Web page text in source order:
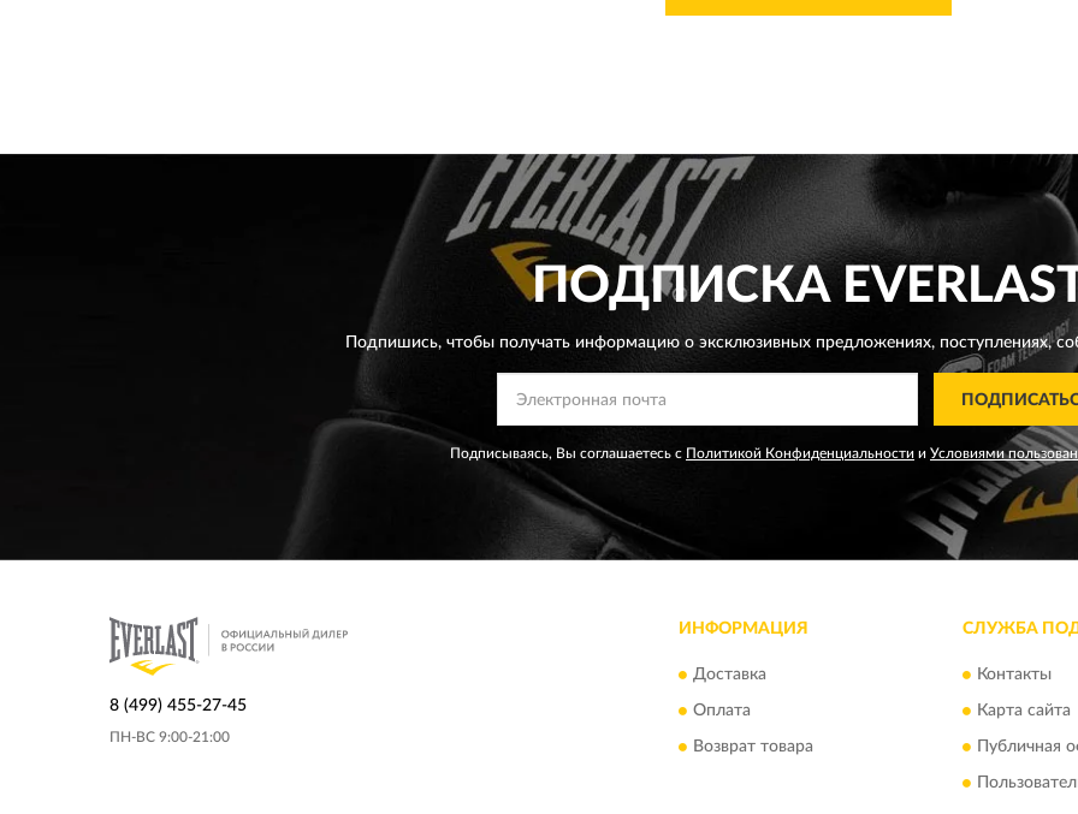
ПОДПИСКА
Подпишись, чтобы получать информацию о эксклюзивных предложениях,поступлениях,
Подписываясь, Вы соглашаетесь с Политикой Конфиденциальности и Условиями
8 (499) 455-27-45
ПН-ВС 9:00-21:00
ИНФОРМАЦИЯ
Доставка
Оплата
Возврат товара
СЛУЖБА
Контакты
Карта сайта
Публичная